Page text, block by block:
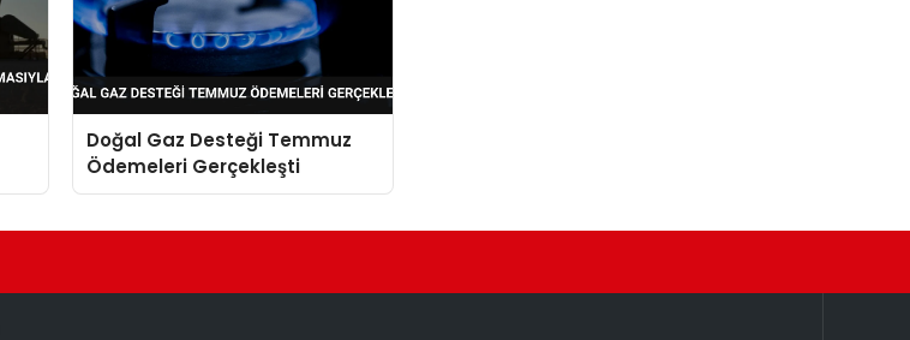
Doğal Gaz Desteği Temmuz
Ödemeleri Gerçekleşti